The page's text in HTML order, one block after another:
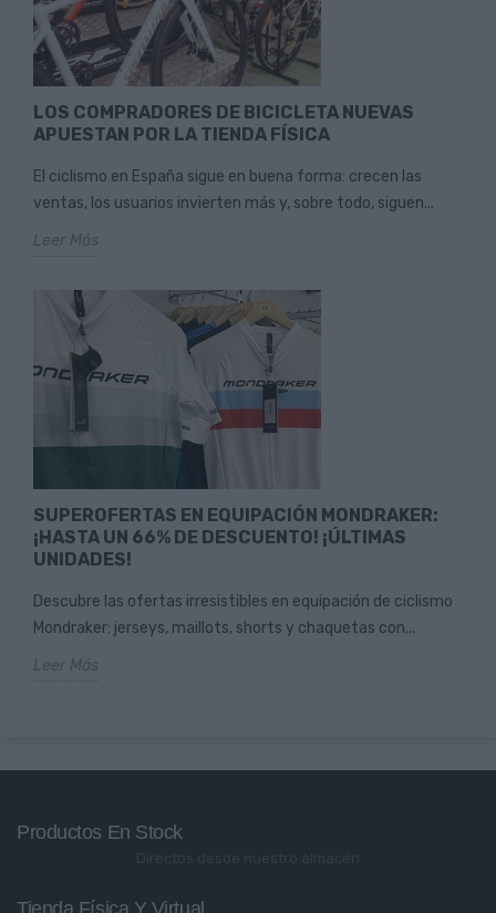
LOS COMPRADORES DE BICICLETA NUEVAS
APUESTAN POR LA TIENDA FÍSICA
El ciclismo en España sigue en buena forma: crecen las
ventas, los usuarios invierten más y, sobre todo, siguen...
Leer Más
SUPEROFERTAS EN EQUIPACIÓN MONDRAKER:
¡HASTA UN 66% DE DESCUENTO! ¡ÚLTIMAS
UNIDADES!
Descubre las ofertas irresistibles en equipación de ciclismo
Mondraker: jerseys, maillots, shorts y chaquetas con...
Leer Más
Productos En Stock
Tienda Física Y Virtual